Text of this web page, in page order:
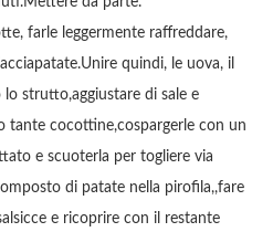
farle leggermente raffreddare,
quindi, le uova, il
strutto,aggiustare di sale e
tante cocottine,cospargerle con un
e scuoterla per togliere via
di patate nella pirofila,,fare
e ricoprire con il restante